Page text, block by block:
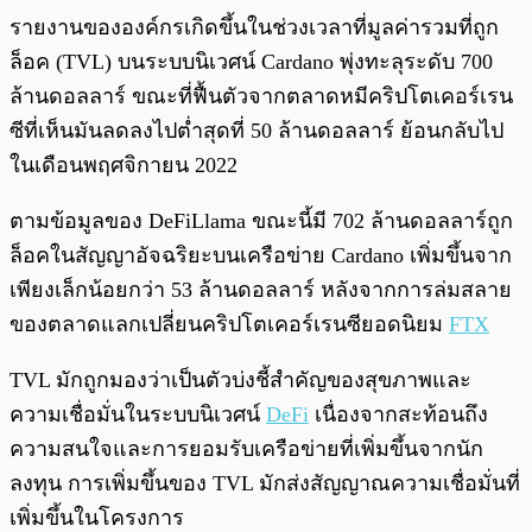
รายงานขององค์กรเกิดขึ้นในช่วงเวลาที่มูลค่ารวมที่ถูก
ล็อค (TVL) บนระบบนิเวศน์ Cardano พุ่งทะลุระดับ 700
ล้านดอลลาร์ ขณะที่ฟื้นตัวจากตลาดหมีคริปโตเคอร์เรน
ซีที่เห็นมันลดลงไปต่ำสุดที่ 50 ล้านดอลลาร์ ย้อนกลับไป
ในเดือนพฤศจิกายน 2022
ตามข้อมูลของ DeFiLlama ขณะนี้มี 702 ล้านดอลลาร์ถูก
ล็อคในสัญญาอัจฉริยะบนเครือข่าย Cardano เพิ่มขึ้นจาก
เพียงเล็กน้อยกว่า 53 ล้านดอลลาร์ หลังจากการล่มสลาย
ของตลาดแลกเปลี่ยนคริปโตเคอร์เรนซียอดนิยม FTX
TVL มักถูกมองว่าเป็นตัวบ่งชี้สำคัญของสุขภาพและ
ความเชื่อมั่นในระบบนิเวศน์ DeFi เนื่องจากสะท้อนถึง
ความสนใจและการยอมรับเครือข่ายที่เพิ่มขึ้นจากนัก
ลงทุน การเพิ่มขึ้นของ TVL มักส่งสัญญาณความเชื่อมั่นที่
เพิ่มขึ้นในโครงการ